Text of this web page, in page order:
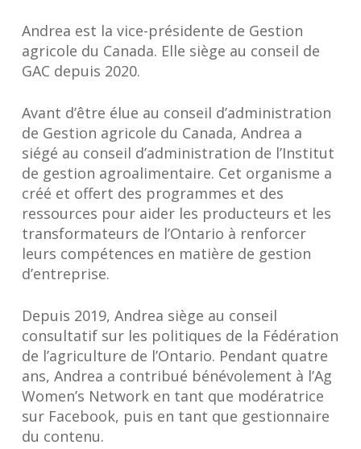
Andrea est la vice-présidente de Gestion
agricole du Canada. Elle siège au conseil de
GAC depuis 2020.
Avant d’être élue au conseil d’administration
de Gestion agricole du Canada, Andrea a
siégé au conseil d’administration de l’Institut
de gestion agroalimentaire. Cet organisme a
créé et offert des programmes et des
ressources pour aider les producteurs et les
transformateurs de l’Ontario à renforcer
leurs compétences en matière de gestion
d’entreprise.
Depuis 2019, Andrea siège au conseil
consultatif sur les politiques de la Fédération
de l’agriculture de l’Ontario. Pendant quatre
ans, Andrea a contribué bénévolement à l’Ag
Women’s Network en tant que modératrice
sur Facebook, puis en tant que gestionnaire
du contenu.